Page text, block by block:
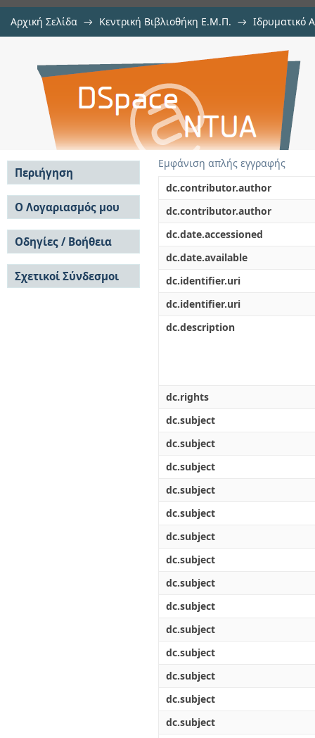
Αρχική Σελίδα → Κεντρική Βιβλιοθήκη Ε.Μ.Π. → Ιδρυματικό
Συστήματα και μηχανισμοί
σχεδίου δόμηση , εκτός
Η περίπτωση ν. Μεσσηνίας
Εμφάνιση απλής εγγραφής
dc.contributor.author
dc.contributor.author
dc.date.accessioned
dc.date.available
dc.identifier.uri
dc.identifier.uri
dc.description
dc.rights
dc.subject
dc.subject
dc.subject
dc.subject
dc.subject
dc.subject
dc.subject
dc.subject
dc.subject
dc.subject
dc.subject
dc.subject
dc.subject
dc.subject
Περιήγηση
Σε όλο το DSpace
Κοινότητες & Συλλογές
Ανά Ημερομηνία
Έκδοσης
Συγγραφείς
Τίτλοι
Θέματα
Ο Λογαριασμός μου
Σύνδεση
Εγγραφή
Οδηγίες / Βοήθεια
Οδηγίες Υποβολής
Οδηγίες Χρήσης ΙΑ
Συχνές Ερωτήσεις
Σχετικοί Σύνδεσμοι